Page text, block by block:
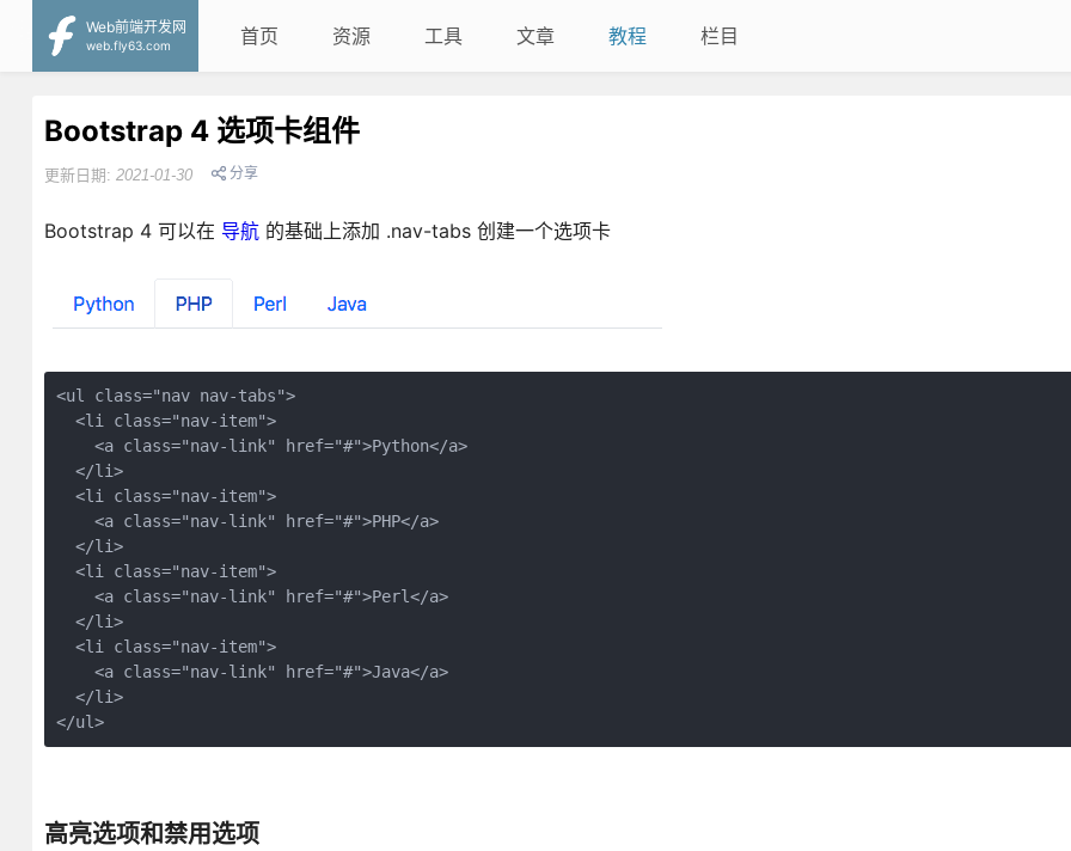
Web前端开发网
web.fly63.com
首页 资源 工具 文章 教程 栏目
Bootstrap 4 选项卡组件
更新日期: 2021-01-30 分享
Bootstrap 4 可以在 导航的基础上添加 .nav-tabs 创建一个选项卡
<ul class="nav nav-tabs">
  <li class="nav-item">
    <a class="nav-link" href="#">Python</a>
  </li>
  <li class="nav-item">
    <a class="nav-link" href="#">PHP</a>
  </li>
  <li class="nav-item">
    <a class="nav-link" href="#">Perl</a>
  </li>
  <li class="nav-item">
    <a class="nav-link" href="#">Java</a>
  </li>
</ul>
高亮选项和禁用选项